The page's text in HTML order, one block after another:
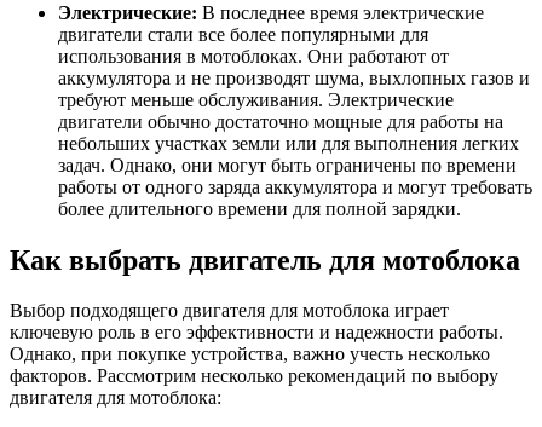
Электрические: В последнее время электрические
двигатели стали все более популярными для
использования в мотоблоках. Они работают от
аккумулятора и не производят шума, выхлопных газов и
требуют меньше обслуживания. Электрические
двигатели обычно достаточно мощные для работы на
небольших участках земли или для выполнения легких
задач. Однако, они могут быть ограничены по времени
работы от одного заряда аккумулятора и могут требовать
более длительного времени для полной зарядки.
Как выбрать двигатель для мотоблока
Выбор подходящего двигателя для мотоблока играет
ключевую роль в его эффективности и надежности работы.
Однако, при покупке устройства, важно учесть несколько
факторов. Рассмотрим несколько рекомендаций по выбору
двигателя для мотоблока: